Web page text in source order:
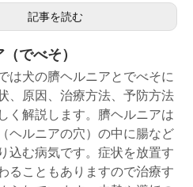
記事を読む
でべそ）
は犬の臍ヘルニアとでべそに
、原因、治療方法、予防方法
く解説します。臍ヘルニアは
ヘルニアの穴）の中に腸など
込む病気です。症状を放置す
ることもありますので治療す